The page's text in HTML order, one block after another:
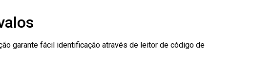
garante fácil identificação através de leitor de código de